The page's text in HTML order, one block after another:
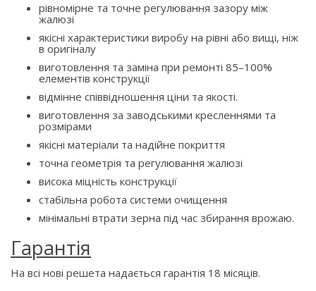
рівномірне та точне регулювання зазору між
жалюзі
якісні характеристики виробу на рівні або вищі, ніж
в оригіналу
виготовлення та заміна при ремонті 85–100%
елементів конструкції
відмінне співвідношення ціни та якості.
виготовлення за заводськими кресленнями та
розмірами
якісні матеріали та надійне покриття
точна геометрія та регулювання жалюзі
висока міцність конструкції
стабільна робота системи очищення
мінімальні втрати зерна під час збирання врожаю.
Гарантія
На всі нові решета надається гарантія 18 місяців.